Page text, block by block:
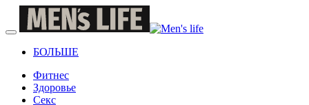
БОЛЬШЕ
Фитнес
Здоровье
Секс